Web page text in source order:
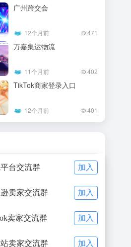
广州跨交会
12个月前 471
万嘉集运物流
11个月前 402
TikTok商家登录入口
12个月前 401
台交流群 加入
卖家交流群 加入
卖家交流群 加入
卖家交流群 加入